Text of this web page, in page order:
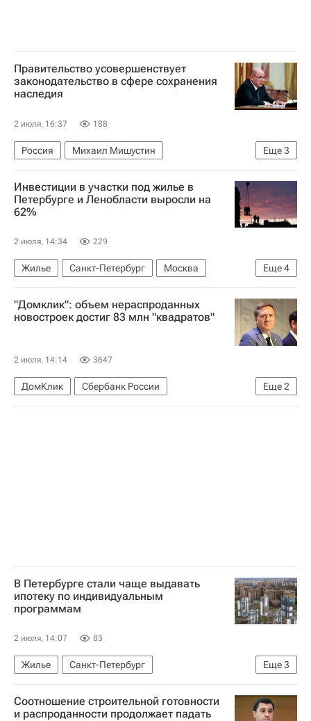
Правительство усовершенствует
законодательство в сфере сохранения
наследия
2 июля, 16:37 188
Еще3
Россия
Михаил Мишустин
Владимир Путин
Законодательство
Памятники
Инвестиции в участки под жилье в
Петербурге и Ленобласти выросли на
62%
2 июля, 14:34 229
Еще4
Жилье Санкт-Петербург
Москва
Ленинградская область
Setl Group
Строительство
Инвестиции
"Домклик": объем нераспроданных
новостроек достиг 83 млн "квадратов"
2 июля, 14:14 3647
Еще2
ДомКлик
Сбербанк России
Алексей Лейпи
Жилье
В Петербурге стали чаще выдавать
ипотеку по индивидуальным
программам
2 июля, 14:07 83
Еще3
Жилье
Санкт-Петербург
Ленинградская область
Москва
Setl Group
Cоотношение строительной готовности
и распроданности продолжает падать